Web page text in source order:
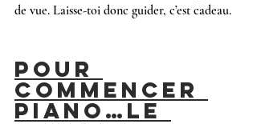
de vue. Laisse-toi donc guider, c’est cadeau.
Pour
commencer
piano…le